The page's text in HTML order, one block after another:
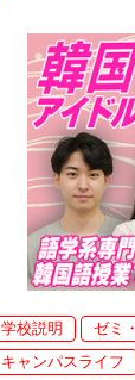
学校説明 ゼミ
キャンパスライフ